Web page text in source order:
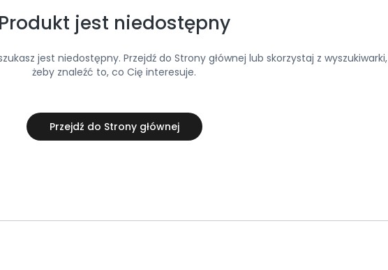
Produkt jest niedostępny
jest niedostępny. Przejdź do Strony głównej lub skorzystaj z wyszukiwarki,
żeby znaleźć to, co Cię interesuje.
Przejdź do Strony głównej